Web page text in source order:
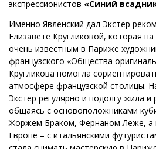
экспрессионистов «Синий
Именно Явленский дал Экстер
Елизавете Кругликовой, которая
очень известным в Париже
французского «Общества
Кругликова помогла
атмосфере французской столицы.
Экстер регулярно и подолгу жила
общаясь с основоположниками
Жоржем Браком, Фернаном Леже, а
Европе – с итальянскими